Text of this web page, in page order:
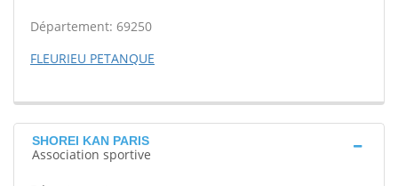
Département: 69250
FLEURIEU PETANQUE
SHOREI KAN PARIS
Association sportive